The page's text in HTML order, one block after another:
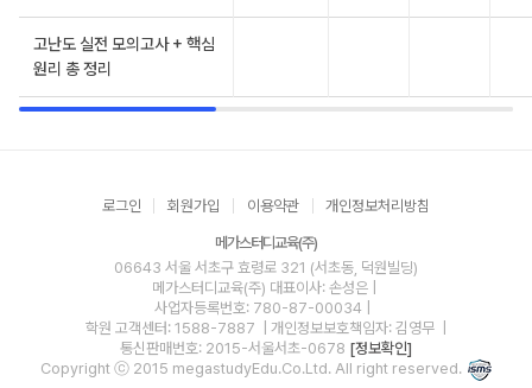
고난도 실전 모의고사 + 핵심
원리 총 정리
로그인 회원가입 이용약관 개인정보처리방침
메가스터디교육(주)
06643 서울 서초구 효령로 321 (서초동, 덕원빌딩)
메가스터디교육(주) 대표이사: 손성은 |
사업자등록번호: 780-87-00034
학원 고객센터: 1588-7887
| 개인정보보호책임자: 김영무
통신판매번호: 2015-서울서초-0678 [정보확인]
Copyright ⓒ 2015 megastudyEdu.Co.Ltd. All right reserved.